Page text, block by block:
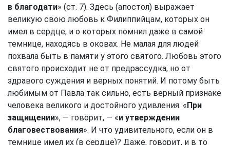
в благодати» (ст. 7). Здесь (апостол) выражает
великую свою любовь к Филиппийцам, которых он
имел в сердце, и о которых помнил даже в самой
темнице, находясь в оковах. Не малая для людей
похвала быть в памяти у этого святого. Любовь этого
святого происходит не от предрассудка, но от
здравого суждения и верных понятий. И потому быть
любимым от Павла так сильно, есть верный признаке
человека великого и достойного удивления. «При
защищении», — говорит, — «и утверждении
благовествования». И что удивительного, если он в
темнице имел их (в сердце)? Даже, говорит, и в то